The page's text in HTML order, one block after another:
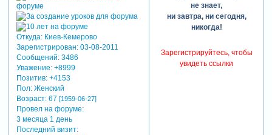
Откуда:Киев-Кемерово
Зарегистрирован: 03-08-2011
Сообщений:3486
Уважение: +8999
Позитив: +4153
Пол:Женский
Возраст:67 [1959-06-27]
Провел на форуме:
3 месяца 1 день
Последний визит:
не знает,
ни завтра, ни сегодня,
никогда!
Зарегистрируйтесь, чтобы
увидеть ссылки